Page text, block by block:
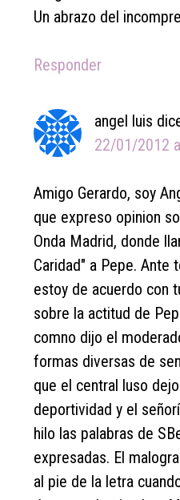
Un abrazo del
Responder
angel luis
22/01/2012
Amigo Gerardo, soy
que expreso opinion
Onda Madrid, donde
Caridad" a Pepe. Ante
estoy de acuerdo con
sobre la actitud de
comno dijo el
formas diversas de
que el central luso
deportividad y el
hilo las palabras de
expresadas. El
al pie de la letra